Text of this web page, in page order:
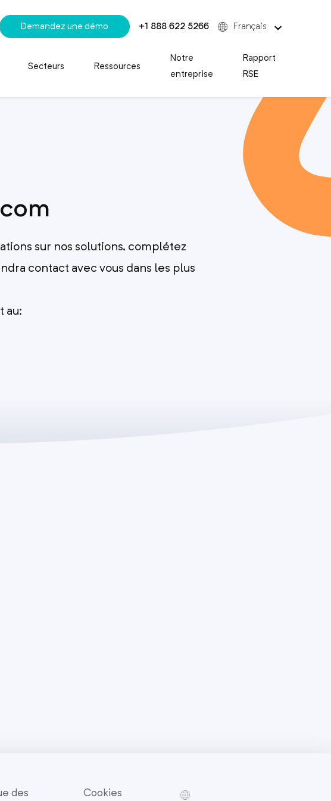
Demandez une démo +1 888 622 5266 Français
Secteurs Ressources
Notre
entreprise
Rapport
RSE
sur nos solutions, complétez
contact avec vous dans les plus
au:
des Cookies